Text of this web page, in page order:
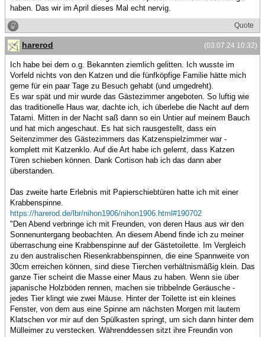
haben. Das wir im April dieses Mal echt nervig.
Quote
(03.07.24 10:32)
harerod
Ich habe bei dem o.g. Bekannten ziemlich gelitten. Ich wusste im
Vorfeld nichts von den Katzen und die fünfköpfige Familie hätte mich
gerne für ein paar Tage zu Besuch gehabt (und umgedreht).
Es war spät und mir wurde das Gästezimmer angeboten. So luftig wie
das traditionelle Haus war, dachte ich, ich überlebe die Nacht auf dem
Tatami. Mitten in der Nacht saß dann so ein Untier auf meinem Bauch
und hat mich angeschaut. Es hat sich rausgestellt, dass ein
Seitenzimmer des Gästezimmers das Katzenspielzimmer war -
komplett mit Katzenklo. Auf die Art habe ich gelernt, dass Katzen
Türen schieben können. Dank Cortison hab ich das dann aber
überstanden.
Das zweite harte Erlebnis mit Papierschiebtüren hatte ich mit einer
Krabbenspinne.
https://harerod.de/lbr/nihon1906/nihon1906.html#190702
"Den Abend verbringe ich mit Freunden, von deren Haus aus wir den
Sonnenuntergang beobachten. An diesem Abend finde ich zu meiner
überraschung eine Krabbenspinne auf der Gästetoilette. Im Vergleich
zu den australischen Riesenkrabbenspinnen, die eine Spannweite von
30cm erreichen können, sind diese Tierchen verhältnismäßig klein. Das
ganze Tier scheint die Masse einer Maus zu haben. Wenn sie über
japanische Holzböden rennen, machen sie tribbelnde Geräusche -
jedes Tier klingt wie zwei Mäuse. Hinter der Toilette ist ein kleines
Fenster, von dem aus eine Spinne am nächsten Morgen mit lautem
Klatschen vor mir auf den Spülkasten springt, um sich dann hinter dem
Mülleimer zu verstecken. Währenddessen sitzt ihre Freundin von